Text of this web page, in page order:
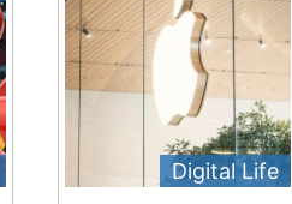
Digital Life